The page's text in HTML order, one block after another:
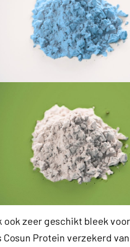
zeer geschikt bleek
Protein verzekerd